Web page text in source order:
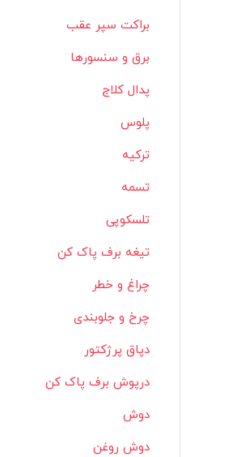
براکت سپر عقب
برق و سنسورها
پدال کلاج
پلوس
ترکیه
تسمه
تلسکوپی
تیغه برف پاک کن
چراغ و خطر
چرخ و جلوبندی
دپاق پرژکتور
درپوش برف پاک کن
دوش
دوش روغن